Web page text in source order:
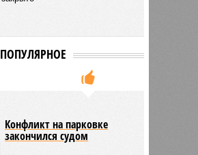
ПОПУЛЯРНОЕ
Конфликт на парковке
закончился судом